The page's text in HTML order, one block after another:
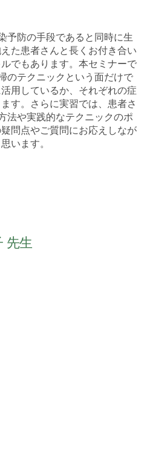
予防の手段であると同時に生
た患者さんと長くお付き合い
でもあります。本セミナーで
のテクニックという面だけで
用しているか、それぞれの症
す。さらに実習では、患者さ
法や実践的なテクニックのポ
問点やご質問にお応えしなが
います。
先生